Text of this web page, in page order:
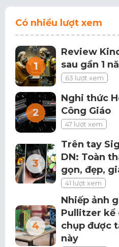
Có nhiều lượt xem
Review
sau gần 1
63 lượt xem
Nghi thức
Công Giáo
47 lượt xem
Trên tay
DN: Toàn
gọn, đẹp,
41 lượt xem
Nhiếp ảnh
Pullitzer kể
chụp được
này